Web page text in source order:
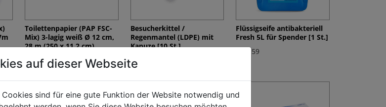
Toilettenpapier (PAP FSC-
Mix) 3-lagig weiß Ø 12 cm,
28 m (250 x 11,2 cm)
€ 54,13
Besucherkittel /
Regenmantel (LDPE) mit
Kapuze [10 St.]
€ 194,87
Flüssigseife antibakteriell
Fresh 5L für Spender [1 St.]
€ 21,59
auf dieser Webseite
sind für eine gute Funktion der Website notwendig und